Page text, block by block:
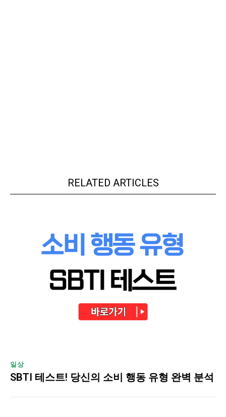
RELATED ARTICLES
일상
SBTI 테스트! 당신의 소비 행동 유형 완벽 분석